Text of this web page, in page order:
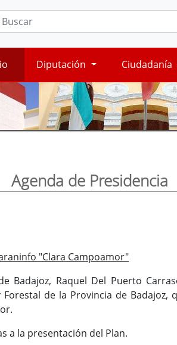
Diputación Ciudadanía
Agenda de Presidencia
"Clara Campoamor"
Badajoz, Raquel Del Puerto
de la Provincia de Badajoz,
a la presentación del Plan.